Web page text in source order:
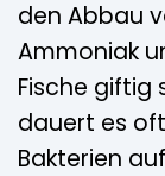
den Abbau
Ammoniak
Fische giftig
dauert es
Bakterien